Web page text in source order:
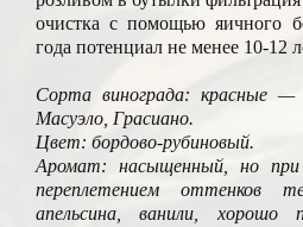
очистка с помощью яичного
года потенциал не менее 10-12
Сорта винограда: красные —
Масуэло, Грасиано.
Цвет: бордово-рубиновый.
Аромат: насыщенный, но
переплетением оттенков
апельсина, ванили, хорошо